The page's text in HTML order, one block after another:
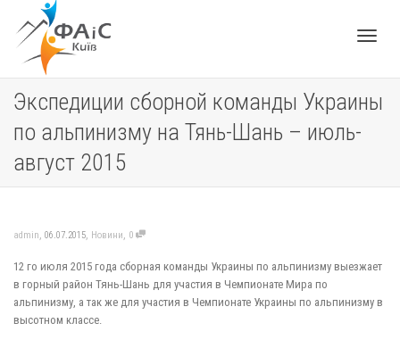
Экспедиции сборной команды Украины
по альпинизму на Тянь-Шань – июль-
август 2015
admin, 06.07.2015, Новини, 0
12 го июля 2015 года сборная команды Украины по альпинизму выезжает
в горный район Тянь-Шань для участия в Чемпионате Мира по
альпинизму, а так же для участия в Чемпионате Украины по альпинизму в
высотном классе.